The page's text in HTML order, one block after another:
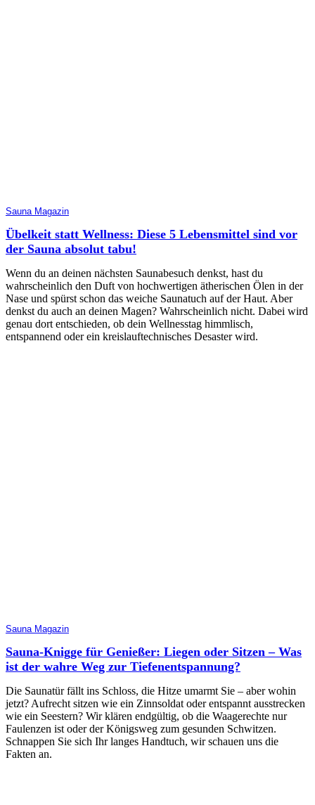
Sauna Magazin
Übelkeit statt Wellness: Diese 5 Lebensmittel sind vor
der Sauna absolut tabu!
Wenn du an deinen nächsten Saunabesuch denkst, hast du
wahrscheinlich den Duft von hochwertigen ätherischen Ölen in der
Nase und spürst schon das weiche Saunatuch auf der Haut. Aber
denkst du auch an deinen Magen? Wahrscheinlich nicht. Dabei wird
genau dort entschieden, ob dein Wellnesstag himmlisch,
entspannend oder ein kreislauftechnisches Desaster wird.
Sauna Magazin
Sauna-Knigge für Genießer: Liegen oder Sitzen – Was
ist der wahre Weg zur Tiefenentspannung?
Die Saunatür fällt ins Schloss, die Hitze umarmt Sie – aber wohin
jetzt? Aufrecht sitzen wie ein Zinnsoldat oder entspannt ausstrecken
wie ein Seestern? Wir klären endgültig, ob die Waagerechte nur
Faulenzen ist oder der Königsweg zum gesunden Schwitzen.
Schnappen Sie sich Ihr langes Handtuch, wir schauen uns die
Fakten an.